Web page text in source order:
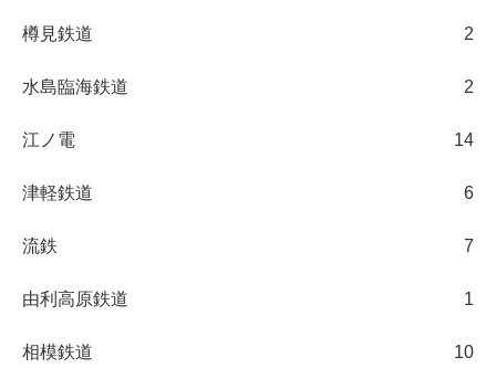
樽見鉄道 2
水島臨海鉄道 2
江ノ電 14
津軽鉄道 6
流鉄 7
由利高原鉄道 1
相模鉄道 10